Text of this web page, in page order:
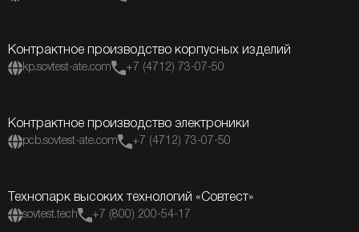
Контрактное производство корпусных изделий
kp.sovtest-ate.com +7 (4712) 73-07-50
Контрактное производство электроники
pcb.sovtest-ate.com +7 (4712) 73-07-50
Технопарк высоких технологий «Совтест»
sovtest.tech +7 (800) 200-54-17